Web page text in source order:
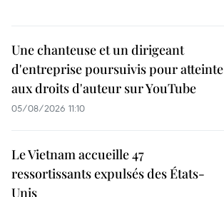
Une chanteuse et un dirigeant
d'entreprise poursuivis pour atteinte
aux droits d'auteur sur YouTube
05/08/2026 11:10
Le Vietnam accueille 47
ressortissants expulsés des États-
Unis